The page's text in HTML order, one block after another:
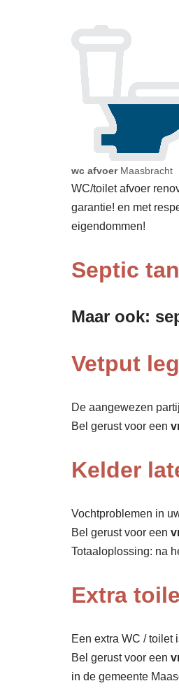
wc afvoer Maasbracht
WC/toilet afvoer
garantie! en met
eigendommen!
Septic
Maar ook:
Vetput
De aangewezen
Bel gerust voor een
Kelder
Vochtproblemen in
Bel gerust voor een
Totaaloplossing: na
Extra
Een extra WC / toilet
Bel gerust voor een
in de gemeente